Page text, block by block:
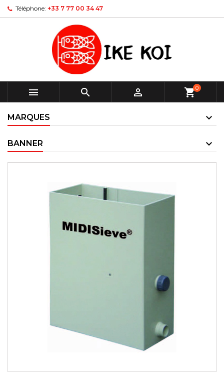
Téléphone: +33 7 77 00 34 47
   shopping_cart0
MARQUES
BANNER